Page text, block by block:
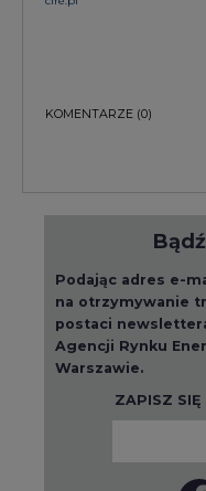
przez nas
informacje o
prawach, znajduje
Raporty